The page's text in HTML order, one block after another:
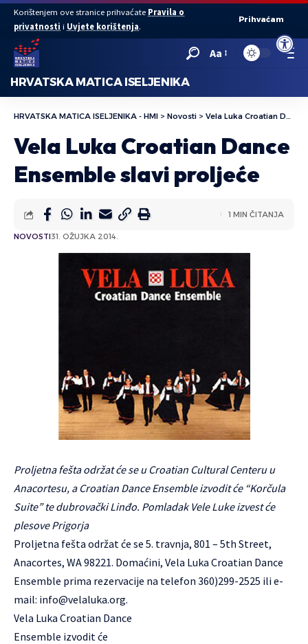
Open
Korištenjem ove stranice prihvaćate Pravila o
privatnosti i Uvjete korištenja.
Prihvaćam
Aa
HRVATSKA MATICA ISELJENIKA
HRVATSKA MATICA ISELJENIKA - HMI > Novosti > Vela Luka Croatian Dance Ensemble slavi proljeće
Vela Luka Croatian Dance
Ensemble slavi proljeće
NOVOSTI31. OŽUJKA 2014.
1 MIN ČITANJA
Proljetna fešta održat će se u Croatian Cultural Centeru u
Anacortesu, a Croatian Dance Ensemble izvodit će “Korčula
Suite” te dubrovački Linđo. Pomladak Vele Luke izvest će
plesove Prigorja
Proljetna fešta održat će se 5. travnja, 801 – 5th Street,
Anacortes, WA 98221. Domaćini, Vela Luka Croatian Dance
Ensemble prima rezervacije na telefon 360)299-2525 ili e-
mail: info@velaluka.org.
Vela Luka Croatian Dance
Ensemble izvodit će